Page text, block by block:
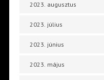
2023. augusztus
2023. július
2023. június
2023. május